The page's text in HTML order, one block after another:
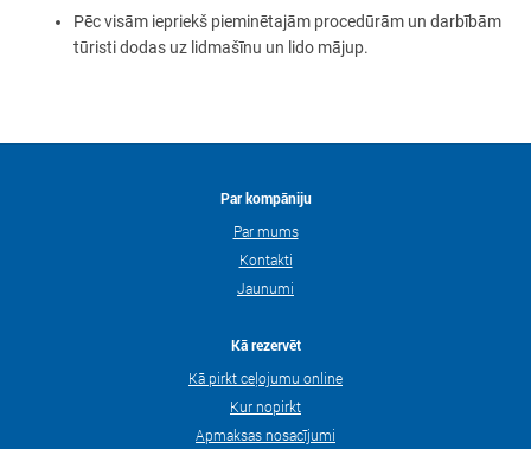
Pēc visām iepriekš pieminētajām procedūrām un darbībām
tūristi dodas uz lidmašīnu un lido mājup.
Par kompāniju
Par mums
Kontakti
Jaunumi
Kā rezervēt
Kā pirkt ceļojumu online
Kur nopirkt
Apmaksas nosacījumi